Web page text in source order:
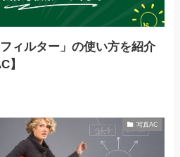
ィルター」の使い方を紹介
】
写真AC